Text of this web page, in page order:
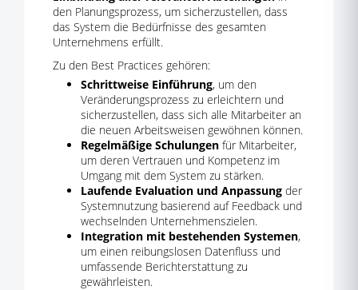
den Planungsprozess, um sicherzustellen, dass
das System die Bedürfnisse des gesamten
Unternehmens erfüllt.
Zu den Best Practices gehören:
Schrittweise Einführung, um den
Veränderungsprozess zu erleichtern und
sicherzustellen, dass sich alle Mitarbeiter an
die neuen Arbeitsweisen gewöhnen können.
Regelmäßige Schulungen für Mitarbeiter,
um deren Vertrauen und Kompetenz im
Umgang mit dem System zu stärken.
Laufende Evaluation und Anpassung der
Systemnutzung basierend auf Feedback und
wechselnden Unternehmenszielen.
Integration mit bestehenden Systemen,
um einen reibungslosen Datenfluss und
umfassende Berichterstattung zu
gewährleisten.